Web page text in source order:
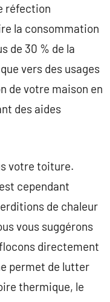
réfection
la consommation
de 30 % de la
vers des usages
de votre maison en
des aides
votre toiture.
cependant
de chaleur
vous suggérons
directement
permet de lutter
thermique, le